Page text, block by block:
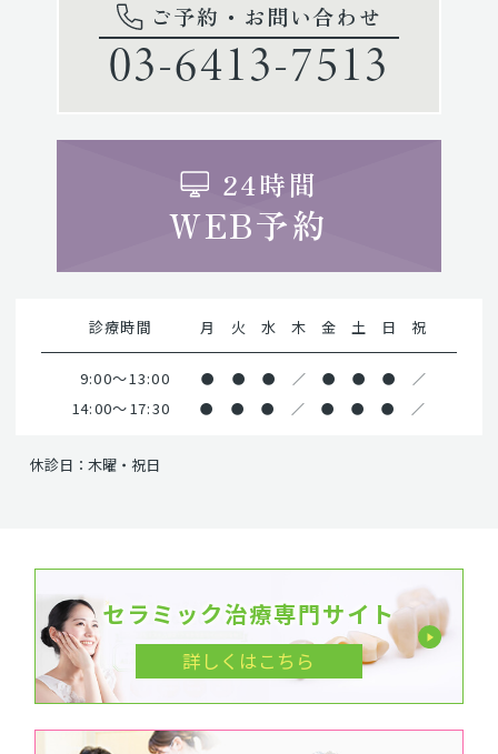
ご予約・お問い合わせ
03-6413-7513
24時間
WEB予約
診療時間 月 火 水 木 金 土 日 祝
9:00～13:00 ● ● ● ／ ● ● ● ／
14:00～17:30 ● ● ● ／ ● ● ● ／
休診日：木曜・祝日
セラミック治療専門サイト
詳しくはこちら